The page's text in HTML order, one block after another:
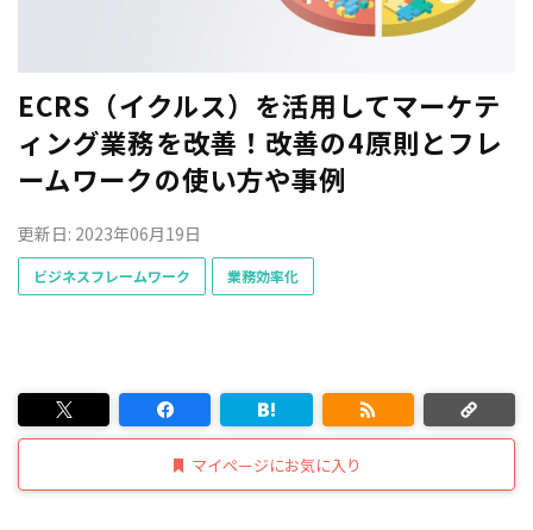
ECRS（イクルス）を活用してマーケテ
ィング業務を改善！改善の4原則とフレ
ームワークの使い方や事例
更新日: 2023年06月19日
ビジネスフレームワーク 業務効率化
マイページにお気に入り